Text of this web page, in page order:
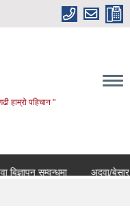
हाम्रो पहिचान "
सम्वन्धमा अदुवा/बेसार